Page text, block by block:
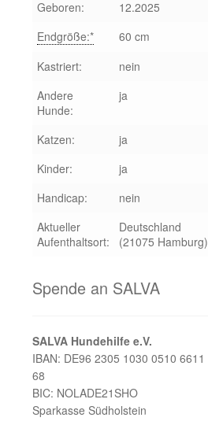
Geboren:
12.2025
Endgröße:*
60 cm
Kastriert:
nein
Andere
Hunde:
ja
Katzen:
ja
Kinder:
ja
Handicap:
nein
Aktueller
Aufenthaltsort:
Deutschland
(21075 Hamburg)
Spende an SALVA
SALVA Hundehilfe e.V.
IBAN: DE96 2305 1030 0510 6611
68
BIC: NOLADE21SHO
Sparkasse Südholstein